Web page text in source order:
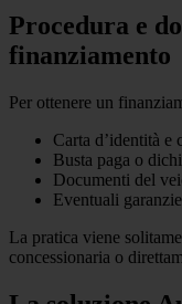
Procedura e
finanziamento
Per ottenere un
Carta d’identità e
Busta paga o
Documenti del
Eventuali
La pratica viene
concessionaria o